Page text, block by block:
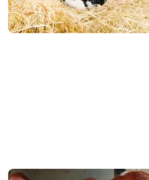
02 JUILL. 2026